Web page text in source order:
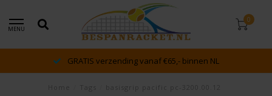
MENU
0
GRATIS verzending vanaf €65,- binnen NL